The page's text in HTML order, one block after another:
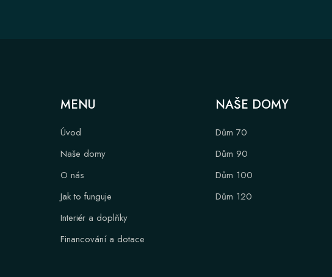
MENU
Úvod
Naše domy
O nás
Jak to funguje
Interiér a doplňky
Financování a dotace
NAŠE DOMY
Dům 70
Dům 90
Dům 100
Dům 120